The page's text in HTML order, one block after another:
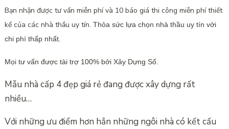
Bạn nhận được tư vấn miễn phí và 10 báo giá thi công miễn phí thiết
kế của các nhà thầu uy tín.Thỏa sức lựa chọn nhà thầu uy tín với
chi phí thấp nhất.
Mọi tư vấn được tài trợ 100% bởi Xây Dựng Số.
Mẫu nhà cấp 4 đẹp giá rẻ đang được xây dựng rất
nhiều…
Với những ưu điểm hơn hẳn những ngôi nhà có kết cấu